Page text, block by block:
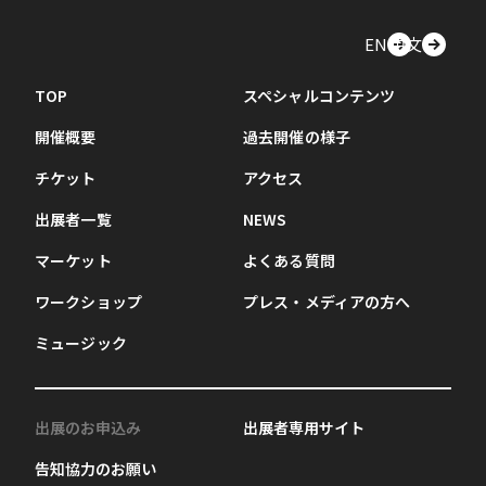
EN中文
TOP
開催概要
チケット
出展者一覧
マーケット
ワークショップ
ミュージック
スペシャルコンテンツ
過去開催の様子
アクセス
NEWS
よくある質問
プレス・メディアの方へ
出展のお申込み
告知協力のお願い
出展者専用サイト